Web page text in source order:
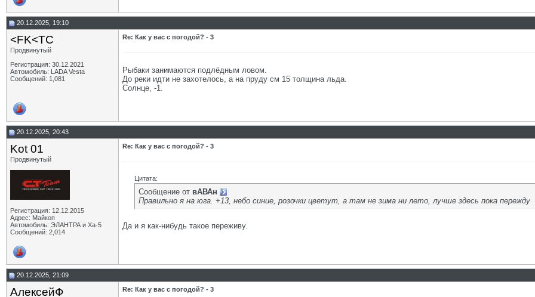
20.12.2025, 19:10
<FK<TC
Продвинутый
Регистрация: 30.12.2021
Автомобиль: LADA Vesta
Сообщений: 1,081
Re: Как у вас с погодой? - 3
Рыбаки занимаются подлёдным ловом.
До реки идти не захотелось, а на пруду см 15 толщина льда.
Солнце, -1.
20.12.2025, 20:43
Kot 01
Продвинутый
Регистрация: 12.12.2015
Адрес: Майкоп
Автомобиль: ЭЛАНТРА и Ха-5
Сообщений: 2,014
Re: Как у вас с погодой? - 3
Цитата:
Сообщение от вАВАн
Правильно я на юга. +13, небо синие, розочки цветут, а там не зима ни лето, лучше здесь пока пережду
Да и я как-нибудь такое переживу.
20.12.2025, 21:09
АлексейФ Re: Как у вас с погодой? - 3